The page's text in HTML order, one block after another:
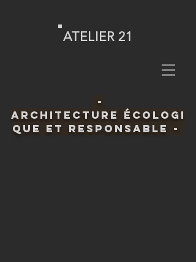
-
Architecture écologi
que et responsable -
ATELIER 21